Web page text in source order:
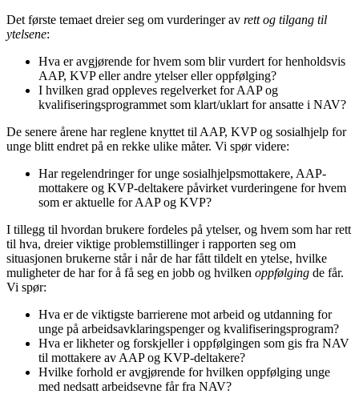
Det første temaet dreier seg om vurderinger av rett og tilgang til
ytelsene:
Hva er avgjørende for hvem som blir vurdert for henholdsvis
AAP, KVP eller andre ytelser eller oppfølging?
I hvilken grad oppleves regelverket for AAP og
kvalifiseringsprogrammet som klart/uklart for ansatte i NAV?
De senere årene har reglene knyttet til AAP, KVP og sosialhjelp for
unge blitt endret på en rekke ulike måter. Vi spør videre:
Har regelendringer for unge sosialhjelpsmottakere, AAP-
mottakere og KVP-deltakere påvirket vurderingene for hvem
som er aktuelle for AAP og KVP?
I tillegg til hvordan brukere fordeles på ytelser, og hvem som har rett
til hva, dreier viktige problemstillinger i rapporten seg om
situasjonen brukerne står i når de har fått tildelt en ytelse, hvilke
muligheter de har for å få seg en jobb og hvilken oppfølging de får.
Vi spør:
Hva er de viktigste barrierene mot arbeid og utdanning for
unge på arbeidsavklaringspenger og kvalifiseringsprogram?
Hva er likheter og forskjeller i oppfølgingen som gis fra NAV
til mottakere av AAP og KVP-deltakere?
Hvilke forhold er avgjørende for hvilken oppfølging unge
med nedsatt arbeidsevne får fra NAV?